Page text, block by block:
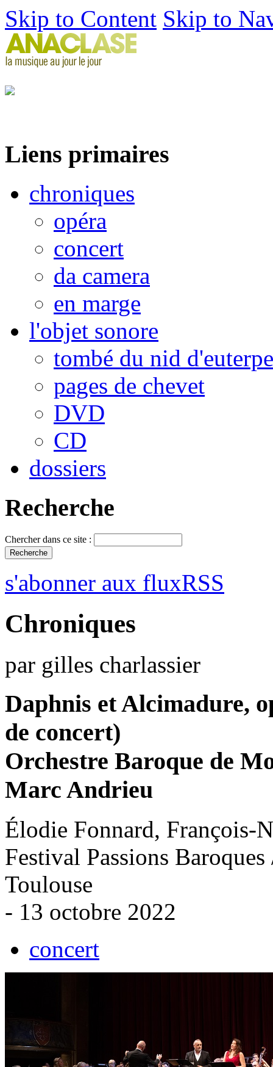
Skip to Content Skip to
Liens primaires
chroniques
opéra
concert
da camera
en marge
l'objet sonore
tombé du nid d'euterpe
pages de chevet
DVD
CD
dossiers
Recherche
Chercher dans ce site :
s'abonner aux fluxRSS
Chroniques
par gilles charlassier
Daphnis et Alcimadure,
de concert)
Orchestre Baroque de
Marc Andrieu
Élodie Fonnard, François-
Festival Passions
Toulouse
- 13 octobre 2022
concert